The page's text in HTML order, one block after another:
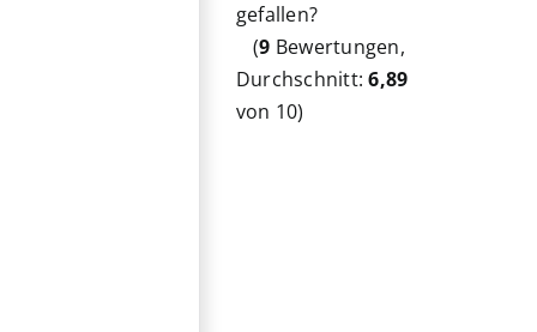
gefallen?
(9 Bewertungen,
Durchschnitt:6,89
von 10)